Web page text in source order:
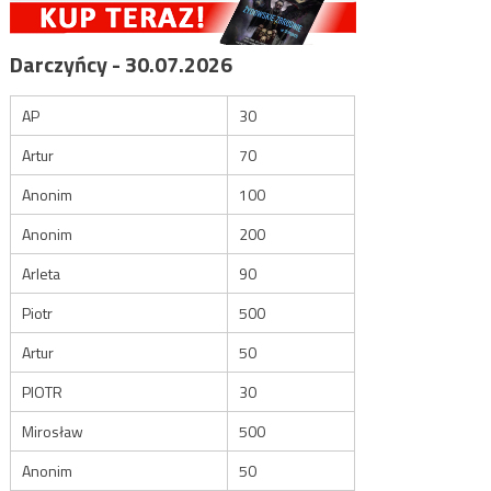
Darczyńcy - 30.07.2026
AP
30
Artur
70
Anonim
100
Anonim
200
Arleta
90
Piotr
500
Artur
50
PIOTR
30
Mirosław
500
Anonim
50